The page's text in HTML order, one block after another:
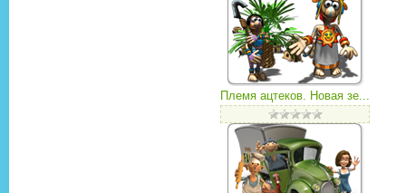
Племя ацтеков. Новая зе...